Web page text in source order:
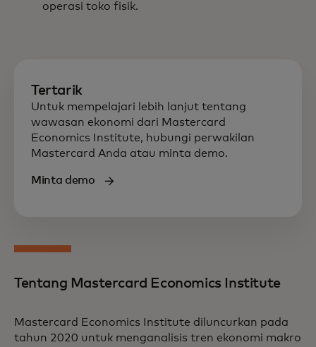
operasi toko fisik.
Tertarik
Untuk mempelajari lebih lanjut tentang
wawasan ekonomi dari Mastercard
Economics Institute, hubungi perwakilan
Mastercard Anda atau minta demo.
Minta demo
Tentang Mastercard Economics Institute
Mastercard Economics Institute diluncurkan pada
tahun 2020 untuk menganalisis tren ekonomi makro